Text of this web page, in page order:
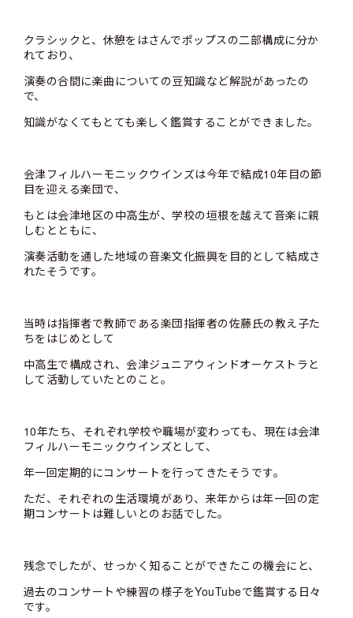
クラシックと、休憩をはさんでポップスの二部構成に分か
れており、
演奏の合間に楽曲についての豆知識など解説があったの
で、
知識がなくてもとても楽しく鑑賞することができました。
会津フィルハーモニックウインズは今年で結成10年目の節
目を迎える楽団で、
もとは会津地区の中高生が、学校の垣根を越えて音楽に親
しむとともに、
演奏活動を通した地域の音楽文化振興を目的として結成さ
れたそうです。
当時は指揮者で教師である楽団指揮者の佐藤氏の教え子た
ちをはじめとして
中高生で構成され、会津ジュニアウィンドオーケストラと
して活動していたとのこと。
10年たち、それぞれ学校や職場が変わっても、現在は会津
フィルハーモニックウインズとして、
年一回定期的にコンサートを行ってきたそうです。
ただ、それぞれの生活環境があり、来年からは年一回の定
期コンサートは難しいとのお話でした。
残念でしたが、せっかく知ることができたこの機会にと、
過去のコンサートや練習の様子をYouTubeで鑑賞する日々
です。